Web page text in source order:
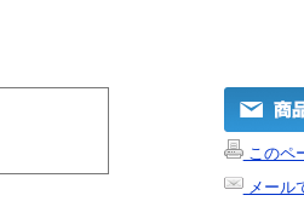
このペ
メール